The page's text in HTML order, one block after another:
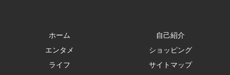
ホーム
自己紹介
エンタメ
ショッピング
ライフ
サイトマップ